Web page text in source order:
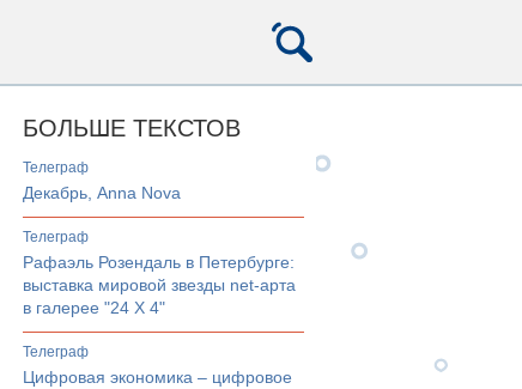
БОЛЬШЕ ТЕКСТОВ
телеграф
Декабрь, Anna Nova
телеграф
Рафаэль Розендаль в Петербурге:
выставка мировой звезды net-арта
в галерее "24 Х 4"
телеграф
Цифровая экономика – цифровое